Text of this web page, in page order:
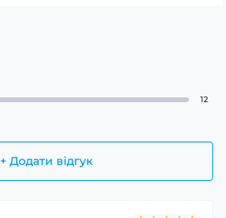
+ Додати відгук
12